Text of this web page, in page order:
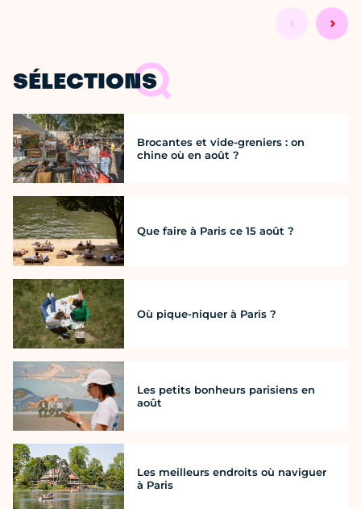
SÉLECTIONS
Brocantes et vide-greniers : on
chine où en août ?
Que faire à Paris ce 15 août ?
Où pique-niquer à Paris ?
Les petits bonheurs parisiens en
août
Les meilleurs endroits où naviguer
à Paris